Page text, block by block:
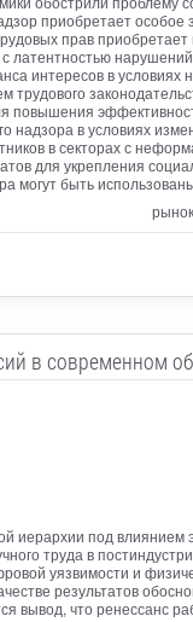
приобретает
прав
латентностью
интересов в
повышения
надзора в условиях
в секторах с
для укрепления
могут быть
в современном
под влиянием
труда в
уязвимости и
результатов
вывод, что